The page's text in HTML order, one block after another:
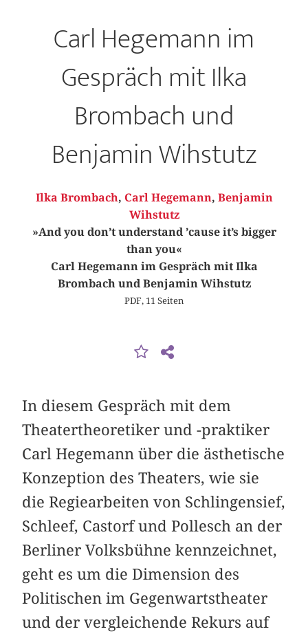
Carl Hegemann im
Gespräch mit Ilka
Brombach und
Benjamin Wihstutz
Ilka Brombach, Carl Hegemann, Benjamin
Wihstutz
»And you don’t understand ’cause it’s bigger
than you«
Carl Hegemann im Gespräch mit Ilka
Brombach und Benjamin Wihstutz
PDF, 11 Seiten
In diesem Gespräch mit dem
Theatertheoretiker und -praktiker
Carl Hegemann über die ästhetische
Konzeption des Theaters, wie sie
die Regiearbeiten von Schlingensief,
Schleef, Castorf und Pollesch an der
Berliner Volksbühne kennzeichnet,
geht es um die Dimension des
Politischen im Gegenwartstheater
und der vergleichende Rekurs auf